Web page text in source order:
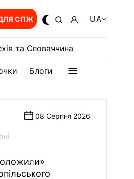
СПЖ UA
та Словаччина
Блоги
08 Серпня 2026